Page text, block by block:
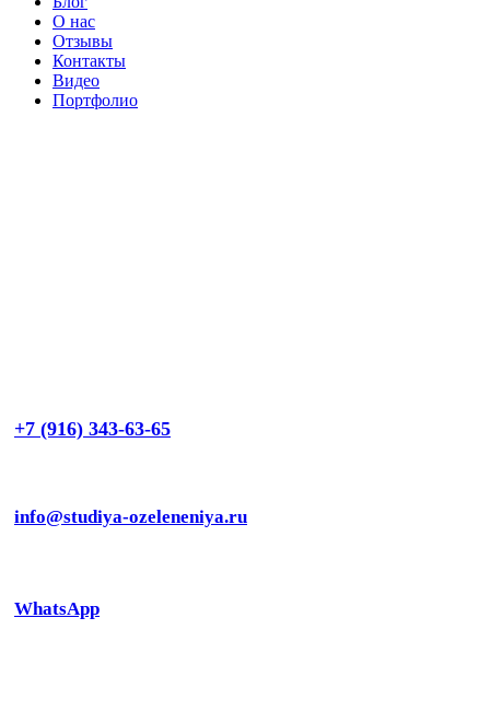
О нас
Отзывы
Контакты
Видео
Портфолио
+7 (916) 343-63-65
info@studiya-ozeleneniya.ru
WhatsApp